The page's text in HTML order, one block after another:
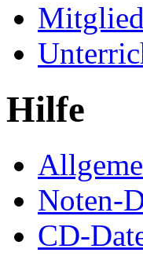
Hilfe
Noten-
CD-